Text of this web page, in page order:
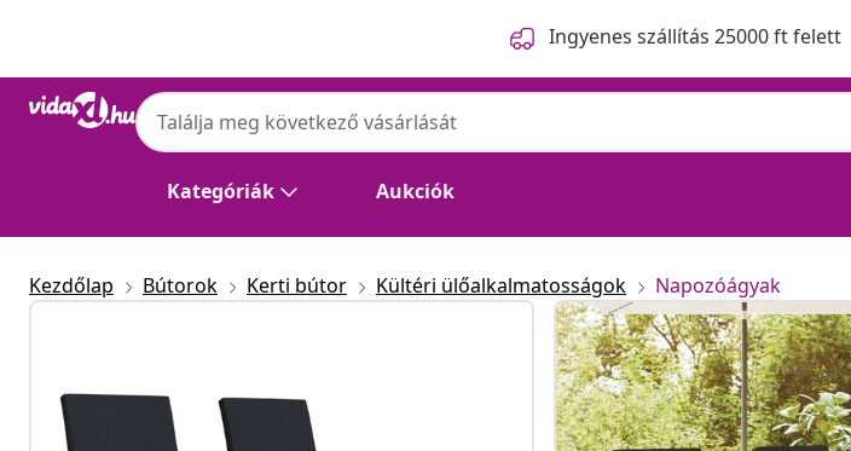
Ingyenes szállítás 25000 ft felett
Kategóriák Aukciók
Kezdőlap Bútorok Kerti bútor Kültéri ülőalkalmatosságok Napozóágyak